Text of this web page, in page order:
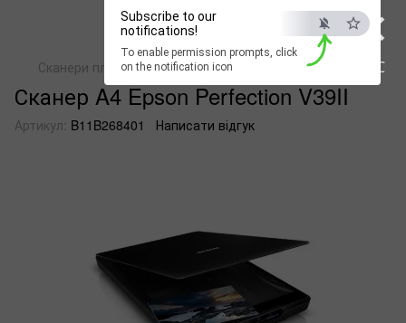
×
ESC
Subscribe to our
notifications!
To enable permission prompts, click
on the notification icon
Сканери планшетні Сканер A4 Epson Perfection V39II
Сканер A4 Epson Perfection V39II
Артикул: B11B268401 Написати відгук